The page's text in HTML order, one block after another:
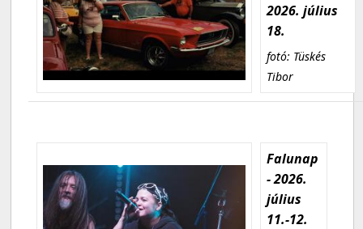
2026. július
18.
fotó: Tüskés
Tibor
Falunap
- 2026.
július
11.-12.